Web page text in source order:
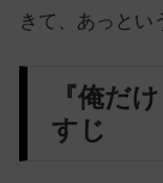
きて、あっとい
『俺だ
すじ